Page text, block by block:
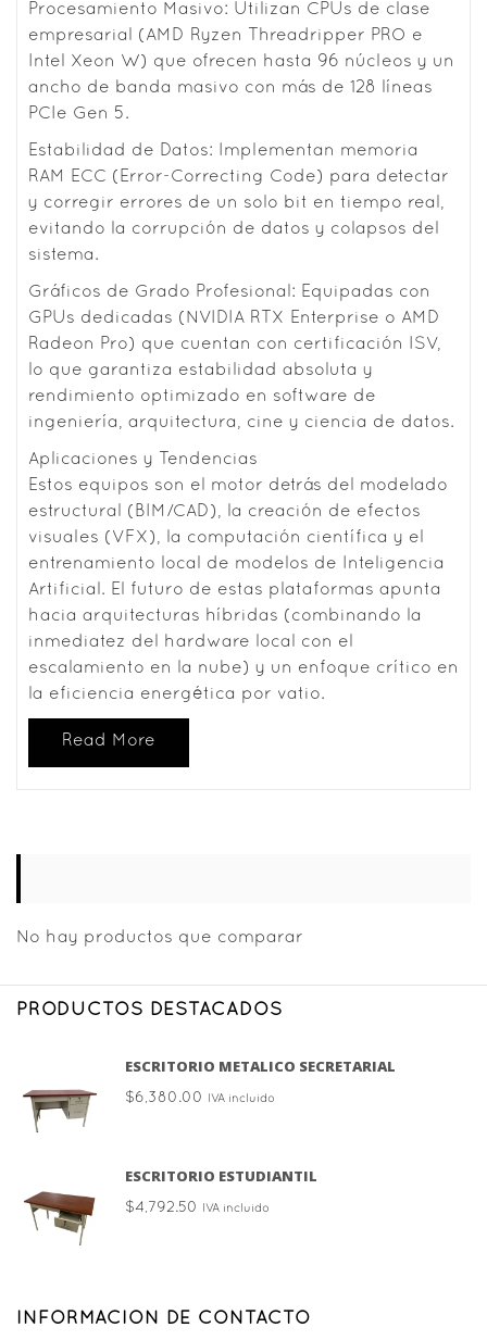
Procesamiento Masivo: Utilizan CPUs de clase
empresarial (AMD Ryzen Threadripper PRO e
Intel Xeon W) que ofrecen hasta 96 núcleos y un
ancho de banda masivo con más de 128 líneas
PCIe Gen 5.
Estabilidad de Datos: Implementan memoria
RAM ECC (Error-Correcting Code) para detectar
y corregir errores de un solo bit en tiempo real,
evitando la corrupción de datos y colapsos del
sistema.
Gráficos de Grado Profesional: Equipadas con
GPUs dedicadas (NVIDIA RTX Enterprise o AMD
Radeon Pro) que cuentan con certificación ISV,
lo que garantiza estabilidad absoluta y
rendimiento optimizado en software de
ingeniería, arquitectura, cine y ciencia de datos.
Aplicaciones y Tendencias
Estos equipos son el motor detrás del modelado
estructural (BIM/CAD), la creación de efectos
visuales (VFX), la computación científica y el
entrenamiento local de modelos de Inteligencia
Artificial. El futuro de estas plataformas apunta
hacia arquitecturas híbridas (combinando la
inmediatez del hardware local con el
escalamiento en la nube) y un enfoque crítico en
la eficiencia energética por vatio.
Read More
No hay productos que comparar
PRODUCTOS DESTACADOS
ESCRITORIO METALICO SECRETARIAL
$6,380.00 IVA incluido
ESCRITORIO ESTUDIANTIL
$4,792.50 IVA incluido
INFORMACION DE CONTACTO